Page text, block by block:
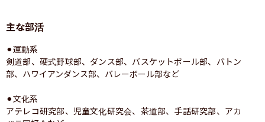
主な部活
⚫︎運動系
剣道部、硬式野球部、ダンス部、バスケットボール部、バトン
部、ハワイアンダンス部、バレーボール部など
⚫︎文化系
アテレコ研究部、児童文化研究会、茶道部、手話研究部、アカ